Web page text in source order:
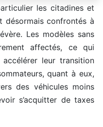
les citadines et
désormais confrontés à
Les modèles sans
affectés, ce qui
leur transition
quant à eux,
des véhicules moins
s’acquitter de taxes